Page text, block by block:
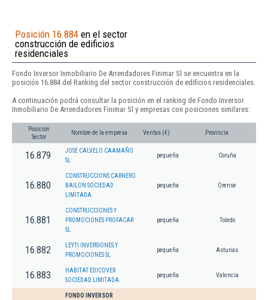
Posición 16.884 en el sector
construcción de edificios
residenciales
Fondo Inversor Inmobiliario De Arrendadores Finimar Sl se encuentra en la
posición 16.884 del Ranking del sector construcción de edificios residenciales.
A continuación podrá consultar la posición en el ranking de Fondo Inversor
Inmobiliario De Arrendadores Finimar Sl y empresas con posiciones similares:
Posición
Sector
Nombre de la empresa Ventas (€) Provincia
16.879
JOSE CALVELO CAAMAÑO
SL
pequeña Coruña
16.880
CONSTRUCCIONS CARNERO
BAILON SOCIEDAD
LIMITADA.
pequeña Orense
16.881
CONSTRUCCIONES Y
PROMOCIONES PROFACAR
SL
pequeña Toledo
16.882
LEYTI INVERSIONES Y
PROMOCIONES SL
pequeña Asturias
16.883
HABITAT EDICOVER
SOCIEDAD LIMITADA.
pequeña Valencia
FONDO INVERSOR